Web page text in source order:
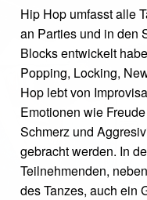
Hip Hop umfasst alle
an Parties und in den
Blocks entwickelt
Popping, Locking,
Hop lebt von
Emotionen wie
Schmerz und
gebracht werden. In
Teilnehmenden,
des Tanzes, auch ein